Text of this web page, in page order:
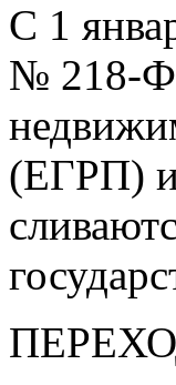
С 1
№ 218-
(ЕГРП) и